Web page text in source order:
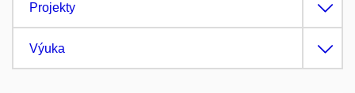
Projekty
Výuka